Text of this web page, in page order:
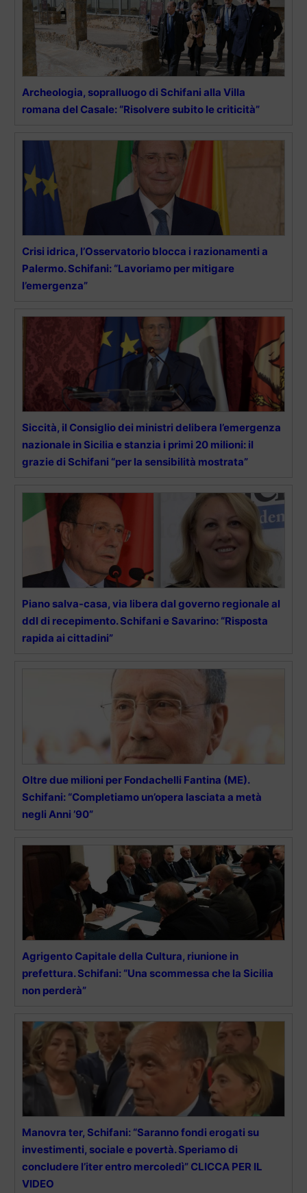
Archeologia, sopralluogo di Schifani alla Villa
romana del Casale: “Risolvere subito le criticità”
Crisi idrica, l’Osservatorio blocca i razionamenti a
Palermo. Schifani: “Lavoriamo per mitigare
l’emergenza”
Siccità, il Consiglio dei ministri delibera l’emergenza
nazionale in Sicilia e stanzia i primi 20 milioni: il
grazie di Schifani “per la sensibilità mostrata”
Piano salva-casa, via libera dal governo regionale al
ddl di recepimento. Schifani e Savarino: “Risposta
rapida ai cittadini”
Oltre due milioni per Fondachelli Fantina (ME).
Schifani: “Completiamo un’opera lasciata a metà
negli Anni ’90”
Agrigento Capitale della Cultura, riunione in
prefettura. Schifani: “Una scommessa che la Sicilia
non perderà”
Manovra ter, Schifani: “Saranno fondi erogati su
investimenti, sociale e povertà. Speriamo di
concludere l’iter entro mercoledì” CLICCA PER IL
VIDEO